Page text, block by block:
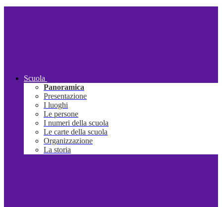
Scuola
Panoramica
Presentazione
I luoghi
Le persone
I numeri della scuola
Le carte della scuola
Organizzazione
La storia